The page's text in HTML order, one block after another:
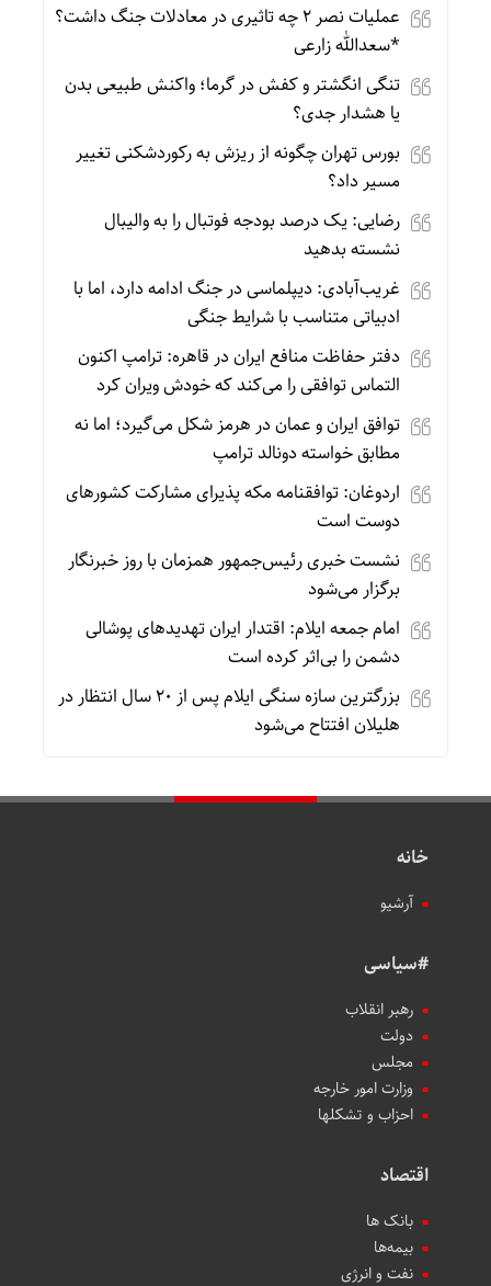
عملیات نصر ۲ چه تاثیری در معادلات جنگ داشت؟
*سعدالله زارعی
تنگی انگشتر و کفش در گرما؛ واکنش طبیعی بدن
یا هشدار جدی؟
بورس تهران چگونه از ریزش به رکوردشکنی تغییر
مسیر داد؟
رضایی: یک درصد بودجه فوتبال را به والیبال
نشسته بدهید
غریب‌آبادی: دیپلماسی در جنگ ادامه دارد، اما با
ادبیاتی متناسب با شرایط جنگی
دفتر حفاظت منافع ایران در قاهره: ترامپ اکنون
التماس توافقی را می‌کند که خودش ویران کرد
توافق ایران و عمان در هرمز شکل می‌گیرد؛ اما نه
مطابق خواسته دونالد ترامپ
اردوغان: توافقنامه مکه پذیرای مشارکت کشورهای
دوست است
نشست خبری رئیس‌جمهور همزمان با روز خبرنگار
برگزار می‌شود
امام جمعه ایلام: اقتدار ایران تهدیدهای پوشالی
دشمن را بی‌اثر کرده است
بزرگترین سازه سنگی ایلام پس از ۲۰ سال انتظار در
هلیلان افتتاح می‌شود
خانه
آرشیو
#سیاسی
رهبر انقلاب
دولت
مجلس
وزارت امور خارجه
احزاب و تشکلها
اقتصاد
بانک ها
بیمه‌ها
نفت و انرژی